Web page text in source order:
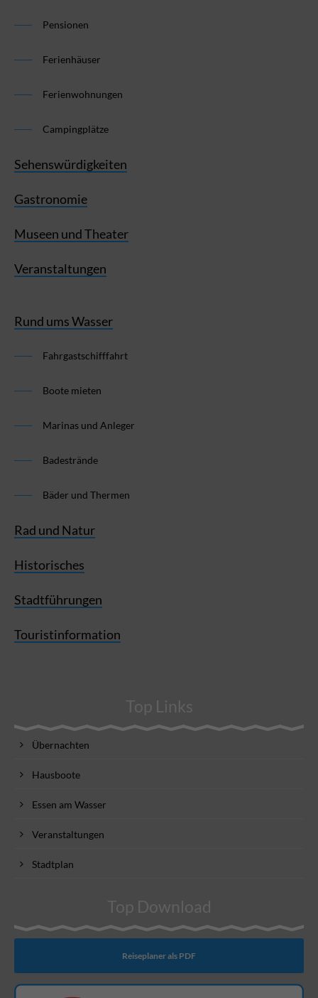
Pensionen
Ferienhäuser
Ferienwohnungen
Campingplätze
Sehenswürdigkeiten
Gastronomie
Museen und Theater
Veranstaltungen
Rund ums Wasser
Fahrgastschifffahrt
Boote mieten
Marinas und Anleger
Badestrände
Bäder und Thermen
Rad und Natur
Historisches
Stadtführungen
Touristinformation
Top Links
Übernachten
Hausboote
Essen am Wasser
Veranstaltungen
Stadtplan
Top Download
Reiseplaner als PDF